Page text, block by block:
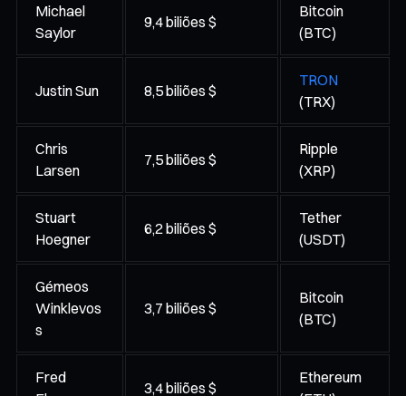
Michael
Saylor
9,4 biliões $
Bitcoin
(BTC)
Justin Sun 8,5 biliões $
TRON
(TRX)
Chris
Larsen
7,5 biliões $
Ripple
(XRP)
Stuart
Hoegner
6,2 biliões $
Tether
(USDT)
Gémeos
Winklevos
s
3,7 biliões $
Bitcoin
(BTC)
Fred
3,4 biliões $
Ethereum